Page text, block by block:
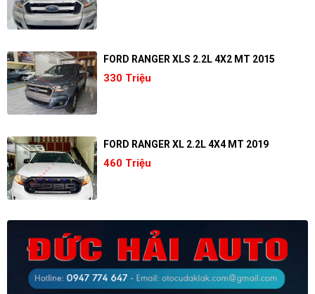
FORD RANGER XLS 2.2L 4X2 MT 2015
330 Triệu
FORD RANGER XL 2.2L 4X4 MT 2019
460 Triệu